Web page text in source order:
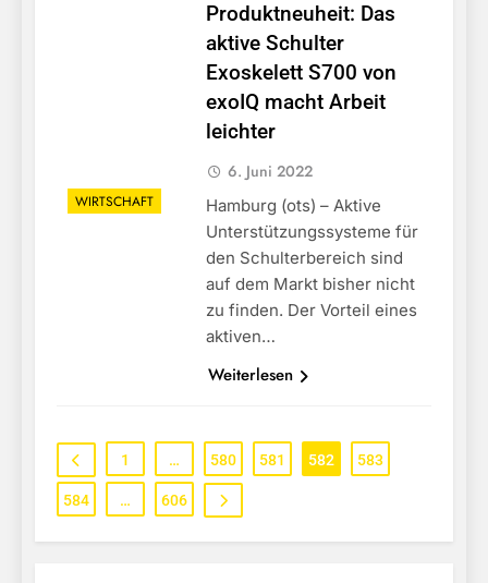
WIRTSCHAFT
Produktneuheit: Das
aktive Schulter
Exoskelett S700 von
exoIQ macht Arbeit
leichter
6. Juni 2022
Hamburg (ots) – Aktive
Unterstützungssysteme für
den Schulterbereich sind
auf dem Markt bisher nicht
zu finden. Der Vorteil eines
aktiven…
Weiterlesen
1 … 580 581 582 583
584 … 606